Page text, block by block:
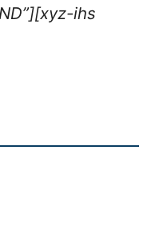
ihs